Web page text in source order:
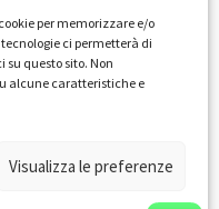
per memorizzare e/o
ci permetterà di
questo sito. Non
alcune caratteristiche e
Visualizza le preferenze